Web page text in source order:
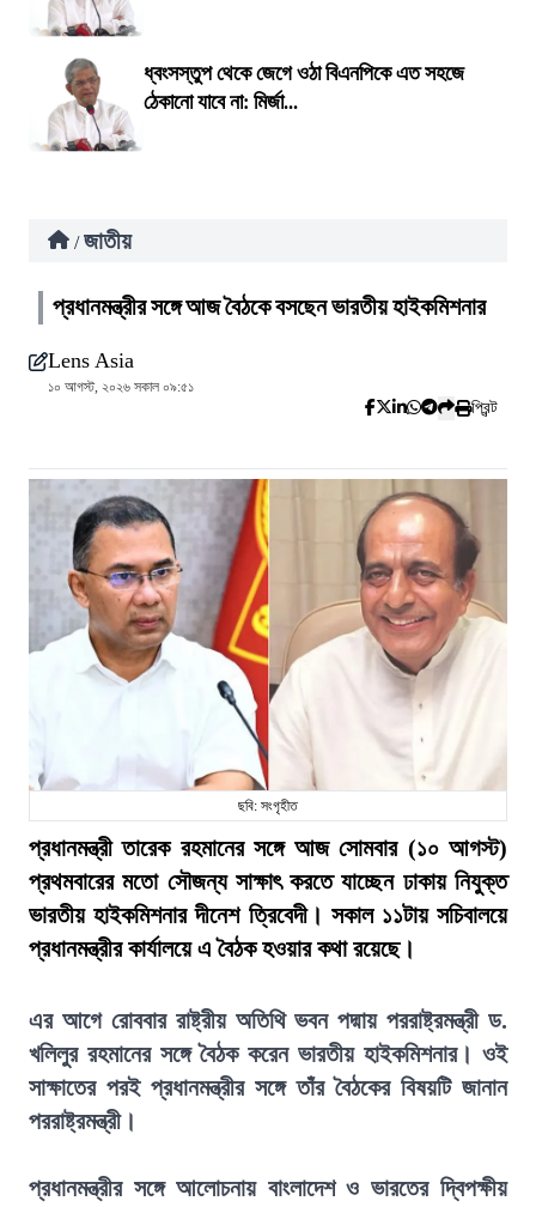
ধ্বংসস্তুপ থেকে জেগে ওঠা বিএনপিকে এত সহজে
ঠেকানো যাবে না: মির্জা...
/ জাতীয়
প্রধানমন্ত্রীর সঙ্গে আজ বৈঠকে বসছেন ভারতীয় হাইকমিশনার
Lens Asia
১০ আগস্ট, ২০২৬ সকাল ০৯:৫১
প্রিন্ট
ছবি: সংগৃহীত
প্রধানমন্ত্রী তারেক রহমানের সঙ্গে আজ সোমবার (১০ আগস্ট)
প্রথমবারের মতো সৌজন্য সাক্ষাৎ করতে যাচ্ছেন ঢাকায় নিযুক্ত
ভারতীয় হাইকমিশনার দীনেশ ত্রিবেদী। সকাল ১১টায় সচিবালয়ে
প্রধানমন্ত্রীর কার্যালয়ে এ বৈঠক হওয়ার কথা রয়েছে।
এর আগে রোববার রাষ্ট্রীয় অতিথি ভবন পদ্মায় পররাষ্ট্রমন্ত্রী ড.
খলিলুর রহমানের সঙ্গে বৈঠক করেন ভারতীয় হাইকমিশনার। ওই
সাক্ষাতের পরই প্রধানমন্ত্রীর সঙ্গে তাঁর বৈঠকের বিষয়টি জানান
পররাষ্ট্রমন্ত্রী।
প্রধানমন্ত্রীর সঙ্গে আলোচনায় বাংলাদেশ ও ভারতের দ্বিপক্ষীয়